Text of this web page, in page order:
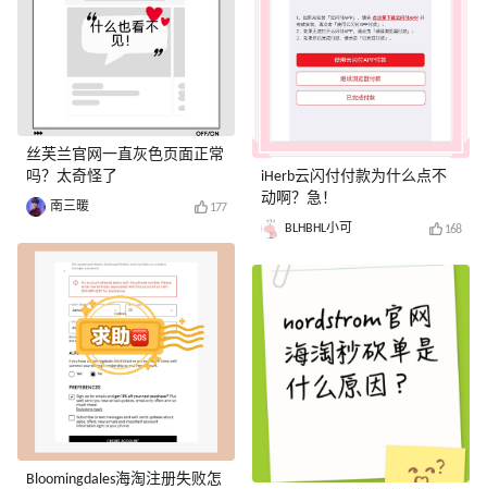
丝芙兰官网一直灰色页面正常
吗？太奇怪了
南三暖 177
Bloomingdales海淘注册失败怎
iHerb云闪付付款为什么点不
动啊？急！
BLHBHL小可 168